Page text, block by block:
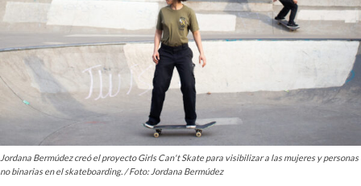
Jordana Bermúdez creó el proyecto Girls Can't Skate para visibilizar a las mujeres y personas
no binarias en el skateboarding. / Foto: Jordana Bermúdez